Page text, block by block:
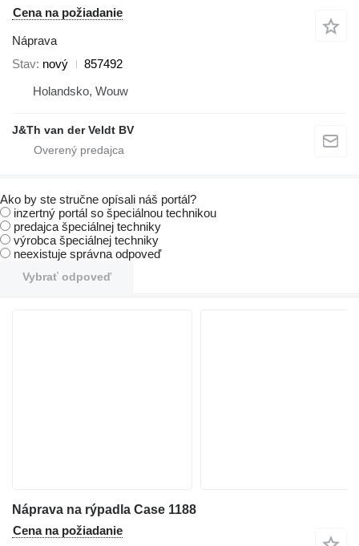
Cena na požiadanie
Náprava
Stav nový
857492
Holandsko, Wouw
J&Th van der Veldt BV
Ako by ste stručne opísali náš portál?
inzertný portál so špeciálnou technikou
predajca špeciálnej techniky
výrobca špeciálnej techniky
neexistuje správna odpoveď
Vybrať odpoveď
Náprava na rýpadla Case 1188
Cena na požiadanie